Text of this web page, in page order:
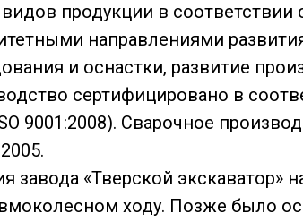
продукции в
направлениями
и оснастки, развитие
сертифицировано в
9001:2008). Сварочное
завода «Тверской экскаватор»
ходу. Позже было